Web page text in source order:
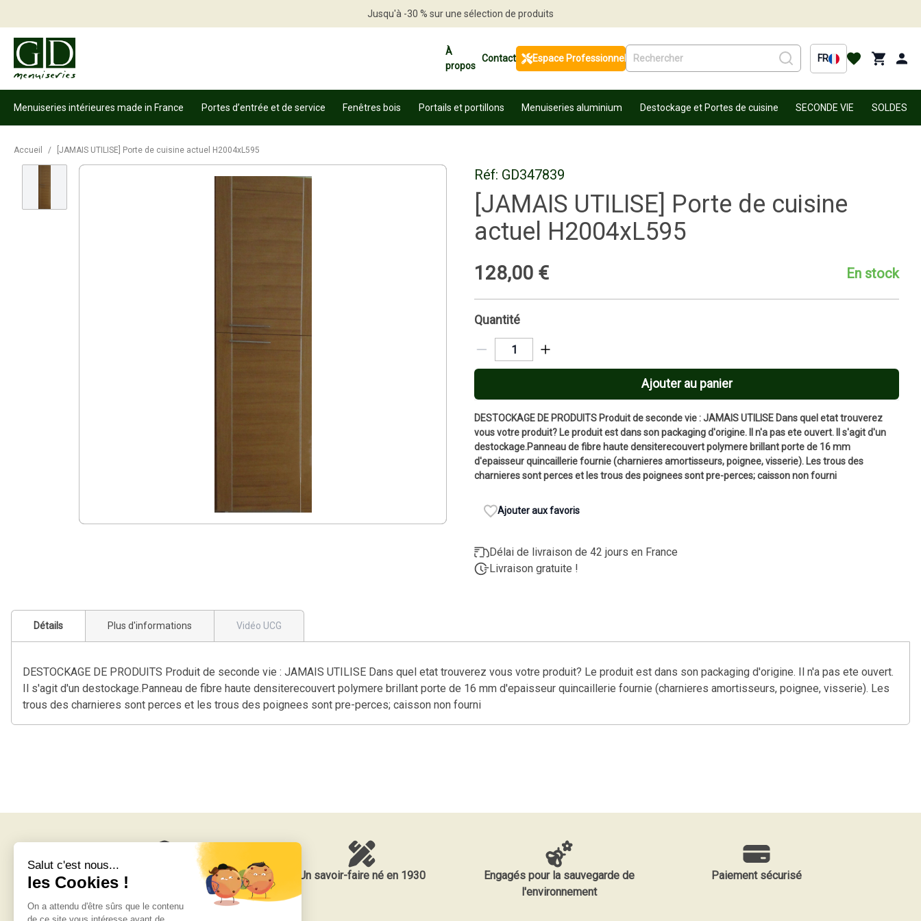
Jusqu'à -30 % sur une sélection de produits
À
propos
Contact Espace Professionnel FR
Menuiseries intérieures made in France Portes d’entrée et de service Fenêtres bois Portails et portillons Menuiseries aluminium Destockage et Portes de cuisine SECONDE VIE SOLDES
Accueil / [JAMAIS UTILISE] Porte de cuisine actuel H2004xL595
Réf: GD347839
[JAMAIS UTILISE] Porte de cuisine
actuel H2004xL595
128,00 € En stock
Quantité
Ajouter au panier
DESTOCKAGE DE PRODUITS Produit de seconde vie : JAMAIS UTILISE Dans quel etat trouverez
vous votre produit? Le produit est dans son packaging d'origine. Il n'a pas ete ouvert. Il s'agit d'un
destockage.Panneau de fibre haute densiterecouvert polymere brillant porte de 16 mm
d'epaisseur quincaillerie fournie (charnieres amortisseurs, poignee, visserie). Les trous des
charnieres sont perces et les trous des poignees sont pre-perces; caisson non fourni
Ajouter aux favoris
Délai de livraison de 42 jours en France
Livraison gratuite !
Détails Plus d'informations Vidéo UCG
DESTOCKAGE DE PRODUITS Produit de seconde vie : JAMAIS UTILISE Dans quel etat trouverez vous votre produit? Le produit est dans son packaging d'origine. Il n'a pas ete ouvert.
Il s'agit d'un destockage.Panneau de fibre haute densiterecouvert polymere brillant porte de 16 mm d'epaisseur quincaillerie fournie (charnieres amortisseurs, poignee, visserie). Les
trous des charnieres sont perces et les trous des poignees sont pre-perces; caisson non fourni
Livraison gratuite Un savoir-faire né en 1930
Engagés pour la sauvegarde de
l'environnement
Paiement sécurisé